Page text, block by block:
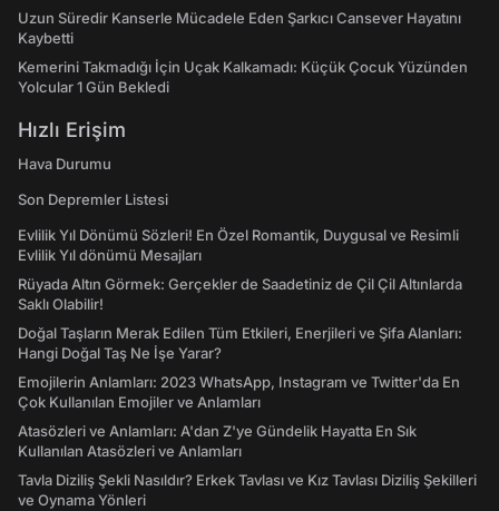
Uzun Süredir Kanserle Mücadele Eden Şarkıcı Cansever Hayatını
Kaybetti
Kemerini Takmadığı İçin Uçak Kalkamadı: Küçük Çocuk Yüzünden
Yolcular 1 Gün Bekledi
Hızlı Erişim
Hava Durumu
Son Depremler Listesi
Evlilik Yıl Dönümü Sözleri! En Özel Romantik, Duygusal ve Resimli
Evlilik Yıl dönümü Mesajları
Rüyada Altın Görmek: Gerçekler de Saadetiniz de Çil Çil Altınlarda
Saklı Olabilir!
Doğal Taşların Merak Edilen Tüm Etkileri, Enerjileri ve Şifa Alanları:
Hangi Doğal Taş Ne İşe Yarar?
Emojilerin Anlamları: 2023 WhatsApp, Instagram ve Twitter'da En
Çok Kullanılan Emojiler ve Anlamları
Atasözleri ve Anlamları: A'dan Z'ye Gündelik Hayatta En Sık
Kullanılan Atasözleri ve Anlamları
Tavla Diziliş Şekli Nasıldır? Erkek Tavlası ve Kız Tavlası Diziliş Şekilleri
ve Oynama Yönleri